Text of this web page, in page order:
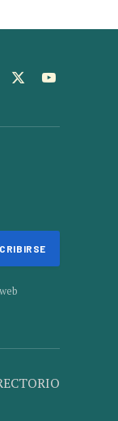
X
YouTube